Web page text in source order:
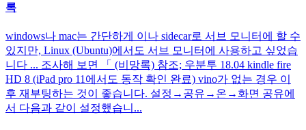
록
windows나 mac는 간단하게 이나 sidecar로 서브 모니터에 할 수
있지만, Linux (Ubuntu)에서도 서브 모니터에 사용하고 싶었습
니다 ... 조사해 보면 「 (비망록) 참조; 우분투 18.04 kindle fire
HD 8 (iPad pro 11에서도 동작 확인 완료) vino가 없는 경우 이
후 재부팅하는 것이 좋습니다. 설정→공유→온→화면 공유에
서 다음과 같이 설정했습니...